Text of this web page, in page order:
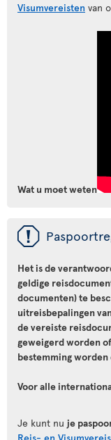
Visumvereisten van
Wat u moet weten
ü
Het is de
geldige
documenten) te
uitreisbepalingen
de vereiste
geweigerd worden
bestemming worden
Voor alle
Je kunt nu je